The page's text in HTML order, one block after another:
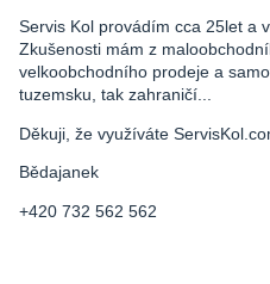
Servis Kol provádím cca 25let a
Zkušenosti mám z
velkoobchodního prodeje a
tuzemsku, tak zahraničí...
Děkuji, že využíváte
Bědajanek
+420 732 562 562